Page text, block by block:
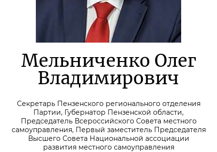
Мельниченко Олег
Владимирович
Секретарь Пензенского регионального отделения
Партии, Губернатор Пензенской области,
Председатель Всероссийского Совета местного
самоуправления, Первый заместитель Председателя
Высшего Совета Национальной ассоциации
развития местного самоуправления